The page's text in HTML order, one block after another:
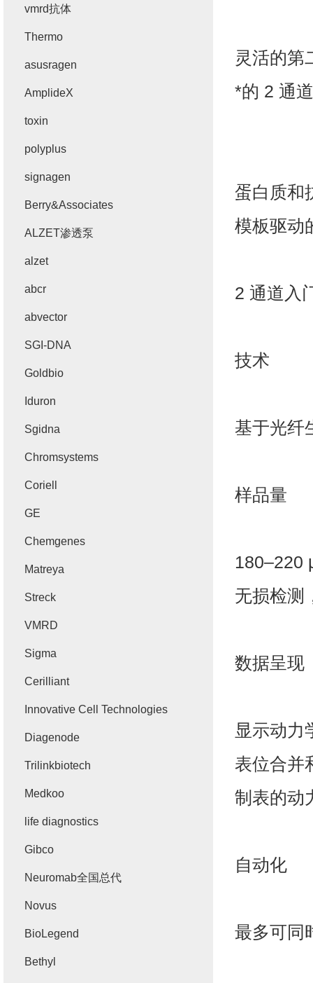
灵活的第
*的 2 通
蛋白质和
模板驱动
2 通道入
技术
基于光纤
样品量
180–220
无损检测
数据呈现
显示动力
表位合并
制表的动
自动化
最多可同
vmrd抗体
Thermo
asusragen
AmplideX
toxin
polyplus
signagen
Berry&Associates
ALZET渗透泵
alzet
abcr
abvector
SGI-DNA
Goldbio
Iduron
Sgidna
Chromsystems
Coriell
GE
Chemgenes
Matreya
Streck
VMRD
Sigma
Cerilliant
Innovative Cell Technologies
Diagenode
Trilinkbiotech
Medkoo
life diagnostics
Gibco
Neuromab全国总代
Novus
BioLegend
Bethyl